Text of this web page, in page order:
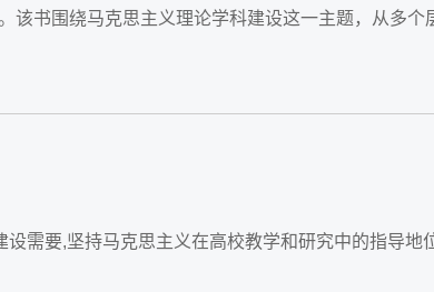
该书围绕马克思主义理论学科建设这一主题，从多个